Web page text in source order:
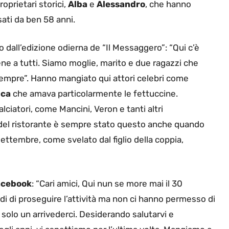
storici, Alba e Alessandro, che hanno
da ben 58 anni.
odierna de “Il Messaggero”: “Qui c’è
a tutti. Siamo moglie, marito e due ragazzi che
Hanno mangiato qui attori celebri come
che amava particolarmente le fettuccine.
come Mancini, Veron e tanti altri
ristorante è sempre stato questo anche quando
come svelato dal figlio della coppia,
: “Cari amici, Qui nun se more mai il 30
proseguire l’attività ma non ci hanno permesso di
un arrivederci. Desiderando salutarvi e